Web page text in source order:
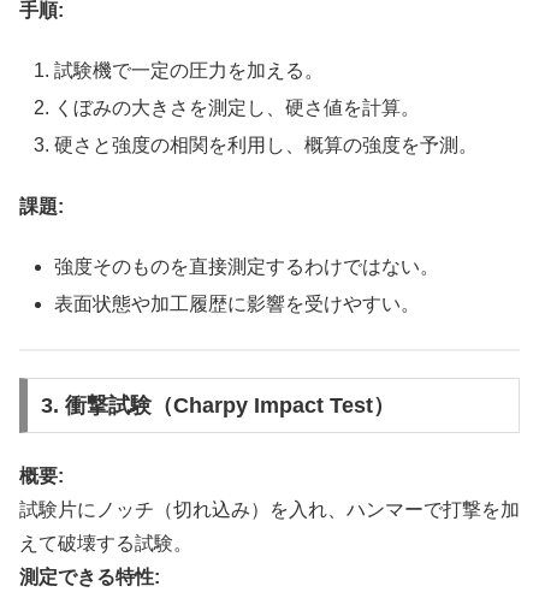
手順:
試験機で一定の圧力を加える。
くぼみの大きさを測定し、硬さ値を計算。
硬さと強度の相関を利用し、概算の強度を予測。
課題:
強度そのものを直接測定するわけではない。
表面状態や加工履歴に影響を受けやすい。
3. 衝撃試験（Charpy Impact Test）
概要:
試験片にノッチ（切れ込み）を入れ、ハンマーで打撃を加
えて破壊する試験。
測定できる特性: